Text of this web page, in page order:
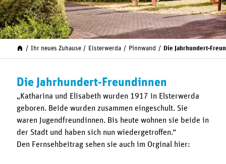
Ihr neues Zuhause Elsterwerda Pinnwand Die Jahrhundert-
Die Jahrhundert-Freundinnen
„Katharina und Elisabeth wurden 1917 in Elsterwerda
geboren. Beide wurden zusammen eingeschult. Sie
waren Jugendfreundinnen. Bis heute wohnen sie beide in
der Stadt und haben sich nun wiedergetroffen.“
Den Fernsehbeitrag sehen sie auch im Orginal hier: